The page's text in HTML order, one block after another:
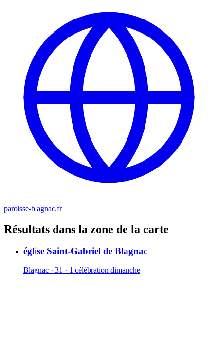
paroisse-blagnac.fr
Résultats dans la zone de la carte
église Saint-Gabriel de Blagnac
Blagnac · 31 · 1 célébration dimanche